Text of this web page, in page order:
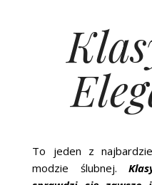
To jeden z
modzie ślubnej.